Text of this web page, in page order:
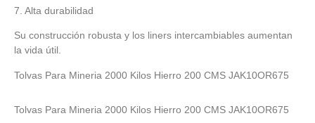
7. Alta durabilidad
Su construcción robusta y los liners intercambiables aumentan
la vida útil.
Tolvas Para Mineria 2000 Kilos Hierro 200 CMS JAK10OR675
Tolvas Para Mineria 2000 Kilos Hierro 200 CMS JAK10OR675